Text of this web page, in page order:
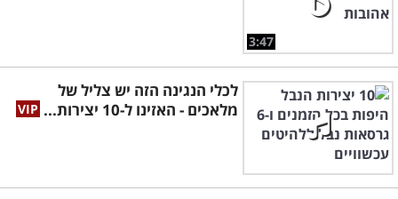
3:47
לכלי הנגינה הזה יש צליל של
מלאכים - האזינו ל-10 יצירות...